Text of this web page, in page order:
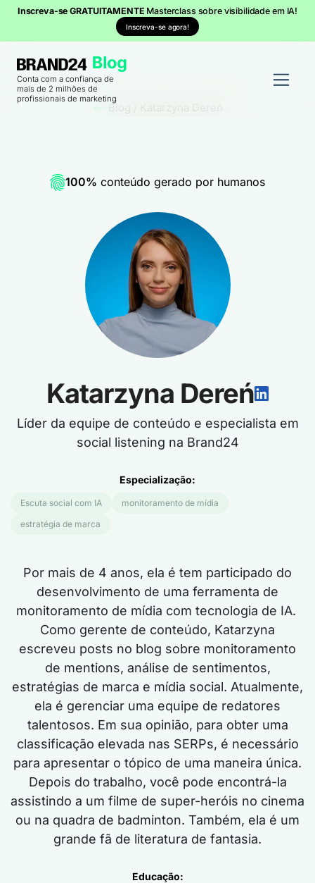
Inscreva-se GRATUITAMENTE Masterclass sobre visibilidade em IA!
Inscreva-se agora!
Conta com a confiança de
mais de 2 milhões de
profissionais de marketing
Blog
100% conteúdo gerado por humanos
Katarzyna Dereń
Líder da equipe de conteúdo e especialista em
social listening na Brand24
Especialização:
Escuta social com IA
monitoramento de mídia
estratégia de marca
Por mais de 4 anos, ela é tem participado do
desenvolvimento de uma ferramenta de
monitoramento de mídia com tecnologia de IA.
Como gerente de conteúdo, Katarzyna
escreveu posts no blog sobre monitoramento
de mentions, análise de sentimentos,
estratégias de marca e mídia social. Atualmente,
ela é gerenciar uma equipe de redatores
talentosos. Em sua opinião, para obter uma
classificação elevada nas SERPs, é necessário
para apresentar o tópico de uma maneira única.
Depois do trabalho, você pode encontrá-la
assistindo a um filme de super-heróis no cinema
ou na quadra de badminton. Também, ela é um
grande fã de literatura de fantasia.
Educação: